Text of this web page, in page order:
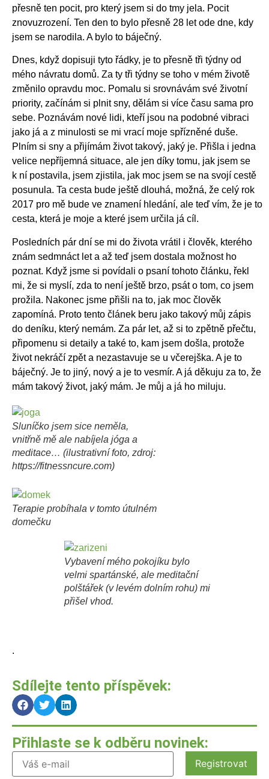
přesně ten pocit, pro který jsem si do tmy jela. Pocit
znovuzrození. Ten den to bylo přesně 28 let ode dne, kdy
jsem se narodila. A bylo to báječný.
Dnes, když dopisuji tyto řádky, je to přesně tři týdny od
mého návratu domů. Za ty tři týdny se toho v mém životě
změnilo opravdu moc. Pomalu si srovnávám své životní
priority, začínám si plnit sny, dělám si více času sama pro
sebe. Poznávám nové lidi, kteří jsou na podobné vibraci
jako já a z minulosti se mi vrací moje spřízněné duše.
Plním si sny a přijímám život takový, jaký je. Přišla i jedna
velice nepříjemná situace, ale jen díky tomu, jak jsem se
k ní postavila, jsem zjistila, jak moc jsem se na svojí cestě
posunula. Ta cesta bude ještě dlouhá, možná, že celý rok
2017 pro mě bude ve znamení hledání, ale teď vím, že je to
cesta, která je moje a které jsem určila já cíl.
Posledních pár dní se mi do života vrátil i člověk, kterého
znám sedmnáct let a až teď jsem dostala možnost ho
poznat. Když jsme si povídali o psaní tohoto článku, řekl
mi, že si myslí, zda to není ještě brzo, psát o tom, co jsem
prožila. Nakonec jsme přišli na to, jak moc člověk
zapomíná. Proto tento článek beru jako takový můj zápis
do deníku, který nemám. Za pár let, až si to zpětně přečtu,
připomenu si detaily a také to, kam jsem došla, protože
život nekráčí zpět a nezastavuje se u včerejška. A je to
báječný. Je to jiný, nový a je to vesmír. A já děkuju za to, že
mám takový život, jaký mám. Je můj a já ho miluju.
Sluníčko jsem sice neměla,
vnitřně mě ale nabíjela jóga a
meditace… (ilustrativní foto, zdroj:
https://fitnessncure.com)
Terapie probíhala v tomto útulném
domečku
Vybavení mého pokojíku bylo
velmi spartánské, ale meditační
polštářek (v levém dolním rohu) mi
přišel vhod.
.
Sdílejte tento příspěvek:
Přihlaste se k odběru novinek: